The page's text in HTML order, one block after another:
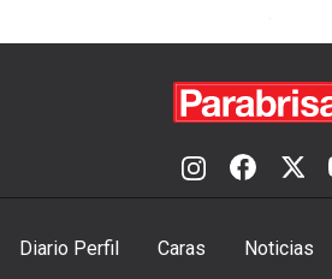
Diario Perfil Caras Noticias